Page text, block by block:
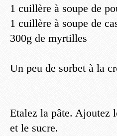
1 cuillère à soupe de
1 cuillère à soupe de
300g de myrtilles
Un peu de sorbet à la
Etalez la pâte. Ajoutez
et le sucre.